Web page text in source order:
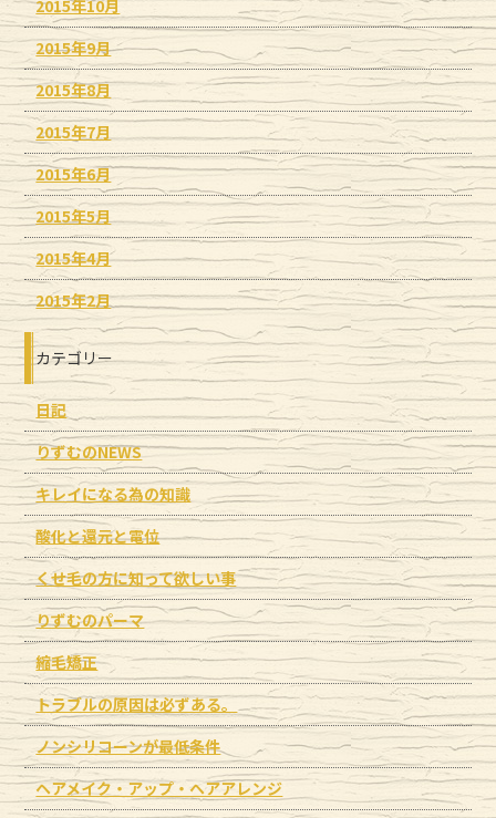
2015年10月
2015年9月
2015年8月
2015年7月
2015年6月
2015年5月
2015年4月
2015年2月
カテゴリー
日記
りずむのNEWS
キレイになる為の知識
酸化と還元と電位
くせ毛の方に知って欲しい事
りずむのパーマ
縮毛矯正
トラブルの原因は必ずある。
ノンシリコーンが最低条件
ヘアメイク・アップ・ヘアアレンジ